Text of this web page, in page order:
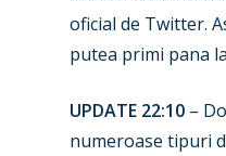
oficial de Twitter.
putea primi pana
UPDATE 22:10 –
numeroase tipuri